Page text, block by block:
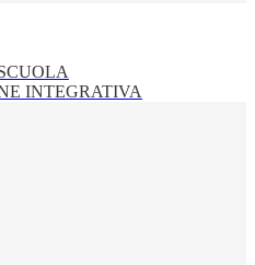
INTEGRATIVA